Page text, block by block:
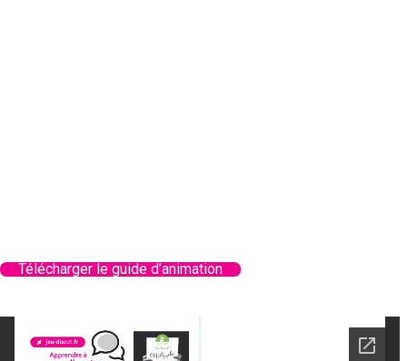
Télécharger le guide d’animation